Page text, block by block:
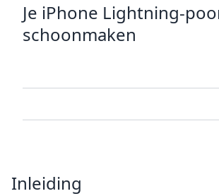
Je iPhone Lightning-
schoonmaken
Inleiding